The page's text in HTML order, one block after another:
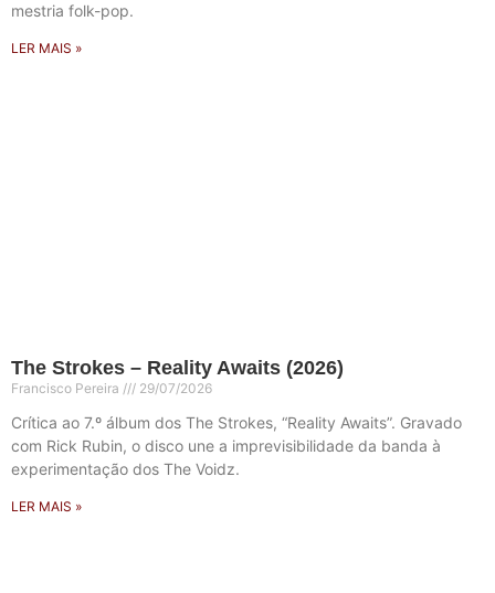
mestria folk-pop.
LER MAIS »
The Strokes – Reality Awaits (2026)
Francisco Pereira 29/07/2026
Crítica ao 7.º álbum dos The Strokes, “Reality Awaits”. Gravado
com Rick Rubin, o disco une a imprevisibilidade da banda à
experimentação dos The Voidz.
LER MAIS »